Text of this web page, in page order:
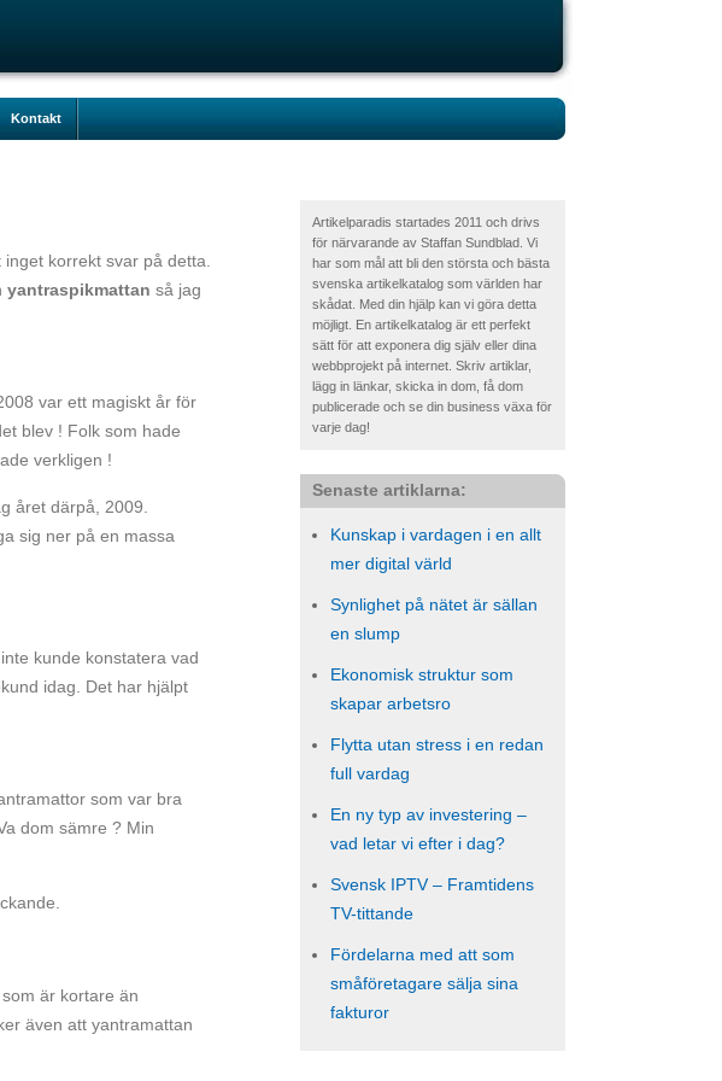
Kontakt
Artikelparadis startades 2011 och drivs
för närvarande av Staffan Sundblad. Vi
har som mål att bli den största och bästa
svenska artikelkatalog som världen har
skådat. Med din hjälp kan vi göra detta
möjligt. En artikelkatalog är ett perfekt
sätt för att exponera dig själv eller dina
webbprojekt på internet. Skriv artiklar,
lägg in länkar, skicka in dom, få dom
publicerade och se din business växa för
varje dag!
Senaste artiklarna:
Kunskap i vardagen i en allt
mer digital värld
Synlighet på nätet är sällan
en slump
Ekonomisk struktur som
skapar arbetsro
Flytta utan stress i en redan
full vardag
En ny typ av investering –
vad letar vi efter i dag?
Svensk IPTV – Framtidens
TV-tittande
Fördelarna med att som
småföretagare sälja sina
fakturor
korrekt svar på detta.
yantraspikmattan så jag
var ett magiskt år för
blev ! Folk som hade
verkligen !
året därpå, 2009.
sig ner på en massa
kunde konstatera vad
idag. Det har hjälpt
som var bra
dom sämre ? Min
är kortare än
även att yantramattan